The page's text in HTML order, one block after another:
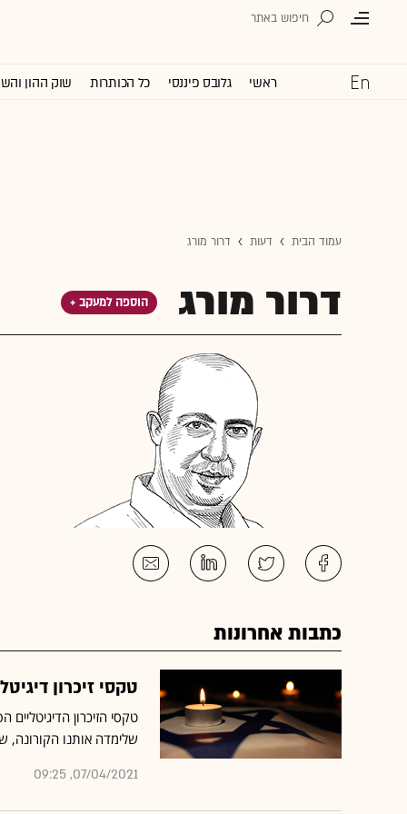
ראשי גלובס פיננסי כל הכותרות שוק ההון
עמוד הבית דעות דרור מורג
דרור מורג הוספה למעקב +
כתבות אחרונות
טקסי זיכרון
טקסי הזיכרון
שלימדה אותנו הקורונה,
07/04/2021, 09:25